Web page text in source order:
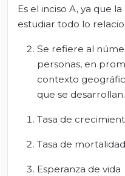
Es el inciso A, ya que
estudiar todo lo
Se refiere al
personas, en
contexto
que se desarrollan.
Tasa de
Tasa de mortalidad
Esperanza de vida